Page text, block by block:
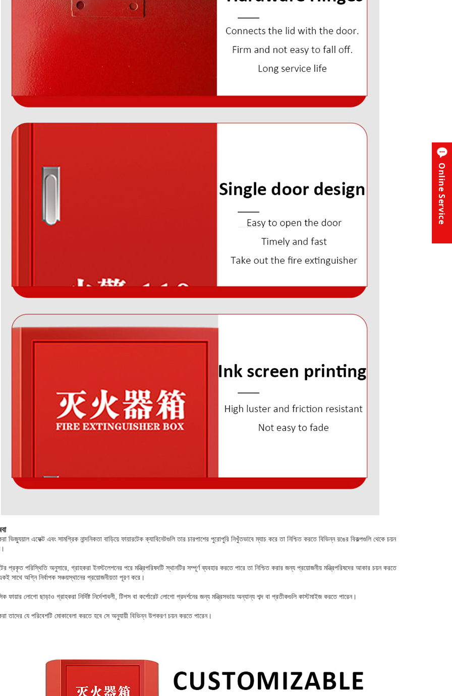
ভিজ্যুয়াল এফেক্ট এবং সামগ্রিক নান্দনিকতা বাড়িয়ে ফায়ারটেক ক্যাবিনেটগুলি তার চারপাশের পুরোপুরি নিখুঁতভাবে ম্যাচ করে তা নিশ্চিত করতে বিভিন্ন রঙের বিকল্পগুলি থেকে চয়ন
প্রকৃত পরিস্থিতি অনুসারে, গ্রাহকরা ইনস্টলেশনের পরে মন্ত্রিপরিষদটি স্থানটির সম্পূর্ণ ব্যবহার করতে পারে তা নিশ্চিত করার জন্য প্রয়োজনীয় মন্ত্রিপরিষদের আকার চয়ন করতে
সাথে অগ্নি নির্বাপক সঞ্চয়স্থানের প্রয়োজনীয়তা পূরণ করে।
ফায়ার লোগো ছাড়াও গ্রাহকরা নির্দিষ্ট নির্দেশাবলী, টিপস বা কর্পোরেট লোগো প্রদর্শনের জন্য মন্ত্রিসভায় অন্যান্য শব্দ বা প্রতীকগুলি কাস্টমাইজ করতে পারেন।
তাদের যে পরিবেশটি মোকাবেলা করতে হবে সে অনুযায়ী বিভিন্ন উপকরণ চয়ন করতে পারেন।
Online Service